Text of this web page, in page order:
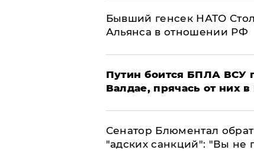
Бывший генсек НАТО
Альянса в отношении РФ
Путин боится БПЛА ВСУ
Валдае, прячась от них
Сенатор Блюментал
"адских санкций": "Вы не